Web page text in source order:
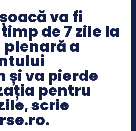
va fi
de 7 zile la
plenară a
și va pierde
pentru
scrie